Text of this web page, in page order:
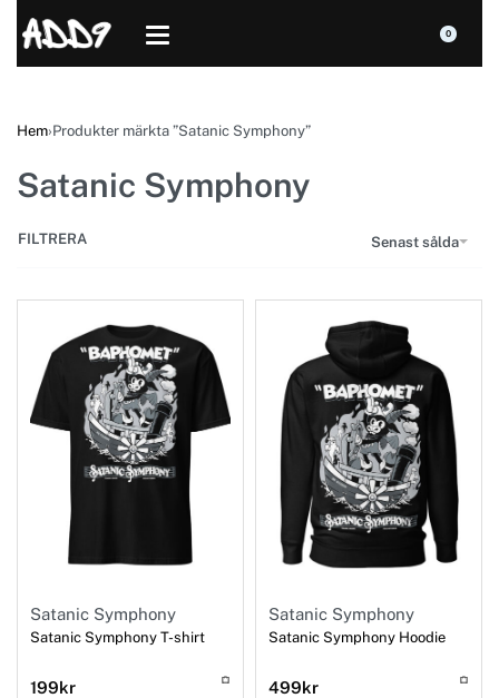
0
Hem›Produkter märkta ”Satanic Symphony”
Satanic Symphony
Senast sålda
FILTRERA
Satanic Symphony
Satanic Symphony T-shirt
199kr
Satanic Symphony
Satanic Symphony Hoodie
499kr